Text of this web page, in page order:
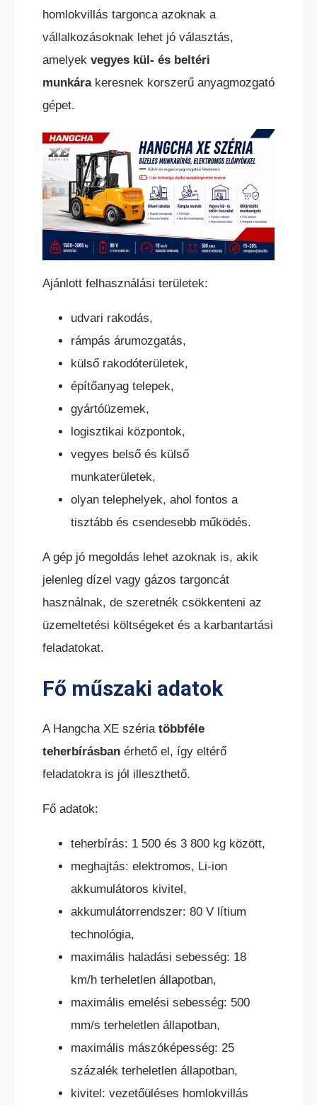
VONTATÓ
TARGONCA
HC ÖNJÁRÓ OLLÓS
SZEMÉLYEMELŐ
HC ÖNJÁRÓ KAROS/OSZLOPOS
HASZNÁLT TARGONCÁK
TARGONCÁK
homlokvillás targonca azoknak a
vállalkozásoknak lehet jó választás,
amelyek vegyes kül- és beltéri
munkára keresnek korszerű anyagmozgató
gépet.
Ajánlott felhasználási területek:
udvari rakodás,
rámpás árumozgatás,
külső rakodóterületek,
építőanyag telepek,
gyártóüzemek,
logisztikai központok,
vegyes belső és külső
munkaterületek,
olyan telephelyek, ahol fontos a
tisztább és csendesebb működés.
A gép jó megoldás lehet azoknak is, akik
jelenleg dízel vagy gázos targoncát
használnak, de szeretnék csökkenteni az
üzemeltetési költségeket és a karbantartási
feladatokat.
Fő műszaki adatok
A Hangcha XE széria többféle
teherbírásban érhető el, így eltérő
feladatokra is jól illeszthető.
Fő adatok:
teherbírás: 1 500 és 3 800 kg között,
meghajtás: elektromos, Li-ion
akkumulátoros kivitel,
akkumulátorrendszer: 80 V lítium
technológia,
maximális haladási sebesség: 18
km/h terheletlen állapotban,
maximális emelési sebesség: 500
mm/s terheletlen állapotban,
maximális mászóképesség: 25
százalék terheletlen állapotban,
kivitel: vezetőüléses homlokvillás